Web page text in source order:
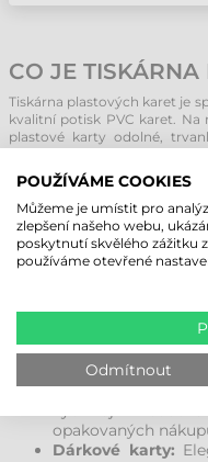
CO JE TISKÁRNA
Tiskárna plastových karet je
kvalitní potisk PVC karet.
plastové karty odolné,
Tyto tiskárny umožňují
karty přímo na místě
programy,
plastových karet poskytují
Identifikační karty:
firmách k
studentů.
Věrnostní karty:
opakovaných
Dárkové karty:
POUŽÍVÁME COOKIES
Můžeme je umístit pro
zlepšení našeho webu,
poskytnutí skvělého zážitku
používáme otevřené
Odmítnout